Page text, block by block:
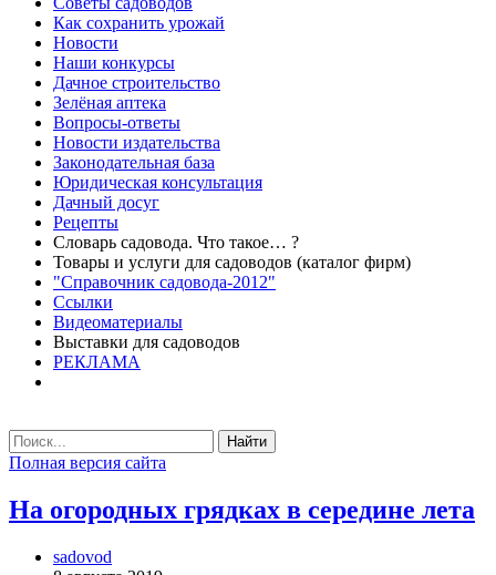
Как сохранить урожай
Новости
Наши конкурсы
Дачное строительство
Зелёная аптека
Вопросы-ответы
Новости издательства
Законодательная база
Юридическая консультация
Дачный досуг
Рецепты
Словарь садовода. Что такое… ?
Товары и услуги для садоводов (каталог фирм)
"Справочник садовода-2012"
Ссылки
Видеоматериалы
Выставки для садоводов
РЕКЛАМА
Найти
Полная версия сайта
На огородных грядках в середине лета
sadovod